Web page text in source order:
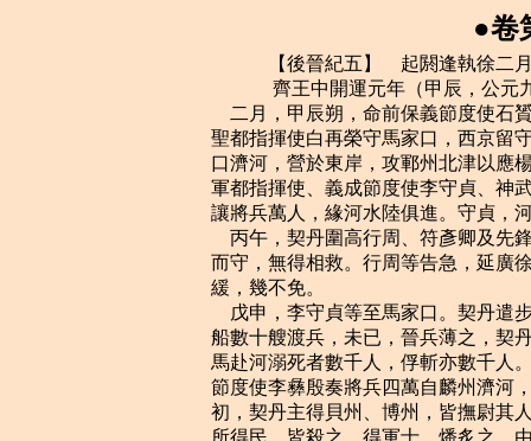
●卷
　　【後晉紀五】　起閼逢執徐二月，盡旃蒙大荒落七月，凡一年有奇。
    　　 齊王中開運元年（甲辰，公元九四四年）
    二月，甲辰朔，命前保義節度使石贇守麻家口，前威勝節度使何重建守楊劉鎮，護
聖都指揮使白再榮守馬家口，西京留守安彥威守河陽。未幾，周儒引契丹將麻答自馬家
口濟河，營於東岸，攻鄆州北津以應楊光遠。麻答，契丹主之從弟也。乙巳，遣侍衛馬
軍都指揮使、義成節度使李守貞、神武統軍皇甫遇、陳州防御使梁漢璋、懷州刺史薛懷
讓將兵萬人，緣河水陸俱進。守貞，河陽；漢璋，應州；懷讓，太原人也。
    丙午，契丹圍高行周、符彥卿及先鋒指揮使石公霸於戚城。先是景延廣令諸將分地
而守，無得相救。行周等告急，延廣徐白帝，帝自將救之。契丹解去，三將泣訴救兵之
緩，幾不免。
    戊申，李守貞等至馬家口。契丹遣步卒萬人築壘，散騎兵於其外，餘兵數萬屯河西，
船數十艘渡兵，未已，晉兵薄之，契丹騎兵退走，晉兵進攻其壘，拔之。契丹大敗，乘
馬赴河溺死者數千人，俘斬亦數千人。河西之兵慟哭而去，由是不敢復東。辛亥，定難
節度使李彝殷奏將兵四萬自麟州濟河，侵契丹之境。壬子，以彝殷為契丹西南面招討使。
初，契丹主得貝州、博州，皆撫尉其人，或拜官賜服章。及敗於戚城及馬家口，忿恚，
所得民，皆殺之，得軍士，燔炙之。由是晉人憤怒，戮力爭奮。
    楊光遠將青州兵欲西會契丹。戊午，詔石贇分兵屯鄆州以備之。詔劉知遠將部兵自
土門出恆州擊契丹，又詔會杜威、馬全節於邢州。知遠引兵屯樂平不進。
    帝居喪期年，即於宮中奏細聲女樂。及出師，常令左右奏三弦琵琶，和以羌笛，擊
鼓歌舞，曰：「此非樂也。」庚申，百官表請聽樂，詔不許。
    壬戌，楊光遠圍棣州，刺史李瓊出兵擊敗之，光遠燒營走還青州。癸亥，以前威勝
節度使何重建為東面馬步都部署，將兵屯鄆州。
    階、成義軍指揮使王君懷帥所部千餘人叛降蜀，請為鄉導以取階、成。甲子，蜀人
攻階州。
    契丹偽棄元城去，伏精騎於古頓丘城，以俟晉軍與恆、定之兵合而擊之。鄴都留守
張從恩屢奏虜已遁去；大軍欲進追之，會霖雨而止。契丹設伏旬日，人馬饑疲。趙延壽
曰：「晉軍悉在河上，畏我鋒銳，必不敢前，不如即其城下，四合攻之，奪其浮梁，則
天下定矣。」契丹主從之，三月，癸酉朔，自將兵十餘萬陳於澶州城北，東西橫掩城之
兩隅，登城望之，不見其際。高行周前軍在戚城之南，與契丹戰，自午至晡，互有勝負。
契丹主以精兵當中軍而來，帝亦出陳以待之。契丹主望見晉軍之盛，謂左右曰：「楊光
遠言晉兵半已餒死，今何其多也！」以精騎左右略陳，晉軍不動，萬弩齊發，飛矢蔽地。
契丹稍卻；又攻晉陳之東偏，不克。苦戰至暮，兩軍死者不可勝數。昏後，契丹引去，
營於三十裡之外。乙亥，契丹主帳下小校竊其馬亡來，雲契丹已傳木書，收軍北去。景
延廣疑其詐，閉壁不敢追。
    漢主命中書令、都元帥越王弘昌謁烈宗陵於海曲，至昌華宮，使盜殺之。
    契丹主自澶州北分為兩軍，一出滄、德，一出深、冀而歸。所過焚掠，方廣千里，
民物殆盡。留趙延照為貝州留後。麻答陷德州，擒刺史尹居璠。
    閩拱宸都指揮使硃文進，閣門使連重遇，既弒康宗，常懼國人之討，相與結婚以自
固。閩主曦果於誅殺，嘗游西園，因醉殺控鶴指揮使魏從朗。從朗，硃、連之黨也。又
嘗酒酣誦白居易詩雲：「惟有人心相對間，咫尺之情不能料。」因舉酒屬二人。二人起，
流涕再拜，曰：「臣子事君父，安有他志！」曦不應。二人大懼。李後妒尚賢妃之寵，
欲弒曦而立其子亞澄，使人告二人曰：「主人殊不平於二公，奈何？」會後父李真有疾，
乙酉，曦如真第問疾。文進、重遇使拱宸馬步使錢達弒曦於馬上，召百官集朝堂，告之
曰：「太祖昭武皇帝，光啟閩國，今子孫淫虐，荒墜厥緒。天厭王氏，宜更擇有德者立
之。」眾莫敢言。重遇乃推文進升殿，被袞冕，帥群臣北面再拜稱臣。文進自稱閩主，
悉收王氏宗族延喜以下少長五十餘人，皆殺之。葬閩主曦，謚曰睿文廣武明聖元德隆道
大孝皇帝，廟號景宗。以重遇總六軍。禮部尚書、判三司鄭元弼抗辭不屈，黜歸田裡，
將奔建州，文進殺之。文進下令，出宮人，罷營造，以反曦之政。殷主延政遣統軍使吳
成義將兵討文進，不克。文進加樞密使鮑思潤同平章事，以羽林統軍使黃紹頗為泉州刺
史，左軍使程文緯為漳州刺史。汀州刺史同安許文稹，舉郡降之。
    丁亥，詔太原、恆、定兵各還本鎮。
    辛卯，馬全節攻契丹泰州，拔之。
    敕天下籍鄉兵，每七戶共出兵械資一卒。
    秦州兵救階州，出黃階嶺，敗蜀兵於西平。
    漢以戶部侍郎陳偓同平章事。
    夏，四月，丁未，緣河巡檢使梁進以鄉社兵復取德州。己酉，命歸德節度使高行周、
保義節度使王周留鎮澶州。庚戌，帝發澶州；甲寅，至大梁。侍衛馬步都指揮使、天平
節度使、同平章事景延廣，既為上下所惡，帝亦憚其不遜難制；桑維翰引其不救戚城之
罪，辛酉，加延廣兼侍中，出為西京留守。以歸德節度使兼侍中高行周為侍衛馬步都指
揮使。延廣郁郁不得志，見契丹強盛，始憂國破身危，遂日夜縱酒。朝廷因契丹入寇，
國用愈竭，復遣使者三十六人分道括率民財，各封劍以授之。使者多從吏卒，攜鎖械、
刀仗入民家，小大驚懼，求死無地。州縣吏復因緣為奸。河南府出緡錢二十萬，景延廣
率三十七萬。留守判官河南盧億言於延廣曰：「公位兼將相，富貴極矣。今國家不幸，
府庫空竭，不得已取於民。公何忍復因而求利，為子孫之累乎！」延廣慚而止。先是，
詔以楊光遠叛，命兗州修守備。泰寧節度使安審信，以治樓堞為名，率民財以實私藏。
大理卿張仁願為括率使，至兗州，賦緡錢十萬。值審信不在，拘其守藏吏，指取錢一囷，
已滿其數。
    戊寅，命侍衛馬步軍都虞候、泰寧節度使李守貞將步騎二萬討楊光遠於青州，又遣
神武統軍洛陽潘環及張彥澤等將兵屯澶州，以備契丹。契丹遣兵救青州，齊州防御使堂
陽薛可言邀擊，敗之。
    丙戌，詔諸州所籍鄉兵，號武定軍，凡得七萬餘人。時兵荒之餘，復有此擾，民不
聊生。
    丁亥，鄴都留守張從恩上言：「趙延照雖據貝州，麾下兵皆久客思歸，宜速進軍攻
之。」詔以從恩為貝州行營都部署，督諸將擊之。辛卯，從恩奏趙延照縱火大掠，棄城
而遁，屯於瀛、莫，阻水自固。
    硃文進遣使如唐，唐主囚其使，將伐之，會天暑、疾疫而止。
    六月，辛酉，官軍拔淄州，斬其刺史劉翰。
    太尉、侍中馮道雖為首相，依違兩可，無所操決。或謂帝曰：「馮道，承平之良相；
今艱難之際，譬如使禪僧飛鷹耳。」癸卯，以道為匡國節度使，兼侍中。
    乙巳，漢主幽齊王弘弼於私第。
    或謂帝曰：「陛下欲御北狄，安天下，非桑維翰不可。」丙午，復置樞密院，以維
翰為中書令兼樞密使，事無大小，悉以委之。數月之間，朝廷差治。
    滑州河決，浸汴、曹、單、濮、鄆五州之境，環梁山合於汶。詔大發數道丁夫塞之。
既塞，帝欲刻碑紀其事。中書捨人楊昭儉諫曰：「陛下刻石紀功，不若降哀痛之詔；染
翰頌美，不若頒罪己之文。」帝善其言而止。
    初，高祖割北邊之地以賂契丹，由是府州刺史折從遠亦北屬。契丹欲盡徙河西之民
以實遼東，州人大恐，從遠因保險拒之。及帝與契丹絕，遣使諭從遠使攻契丹。從遠引
兵深入，拔十餘寨。戊午，以從遠為府州團練使。從遠，雲州人也。
    甲子，復置翰林學士。戊辰，以右散騎常侍李慎儀為兵部侍郎、翰林學士承旨，都
官郎中劉溫叟、金部郎中、知制誥武強徐台符、禮部郎中李澣、主客員外郎宗城范質，
皆為學士。溫叟，岳之子也。
    秋，七月，辛未朔，大赦，改元。
    己丑，以太子太傅劉昫為司空兼門下侍郎、同平章事。
    八月，辛丑朔，以河東節度使劉知遠為北面行營都統，順國節度使杜威為都招討使，
督十三節度以備契丹。桑維翰兩秉朝政，出楊光遠、景延廣於外，至是一制指揮，節度
使十五人無敢違者，時人服其膽略。朔方節度使馮暉上章自陳未老可用，而制書見遺。
維翰詔禁直學士使為答詔曰：「非制書勿忘，實以朔方重地，非卿無以彈壓。比欲移卿
內地，受代亦須奇才。」暉得詔，甚喜。時軍國多事，百司及使者咨請輻水奏，維翰隨
事裁決，初若不經思慮，人疑其疏略；退而熟議之，亦終不能易也。然為相頗任愛憎，
一飯之恩、睚眥之怨必報，人亦以此少之。契丹之入寇也，帝再命劉知遠會兵山東，皆
後期不至。帝疑之，謂所親曰：「太原殊不助朕，必有異圖。果有分，何不速為之！」
至是雖為都統，而實無臨制之權，密謀大計，皆不得預。知遠亦自知見疏，但慎事自守
而已。郭威見知遠有憂色，謂知遠曰：「河東山河險固，風俗尚武，士多戰馬，靜則勤
稼穡，動則習軍旅，此霸王之資也，何憂乎！」
    硃文進自稱威武留後，權知閩國事，遣使奉表稱籓於晉。癸丑，以文進為威武節度
使，知閩國事。
    癸亥，置鎮寧軍於澶州，以濮州隸焉。
    初，吳濠州刺史劉金卒，子仁規代之；仁規卒，子崇俊代之。唐烈祖置定遠軍於濠
州，以崇俊為節度使。會清淮節度使姚景卒，崇俊厚賂權要，求兼領壽州。唐主陽為不
知其意，徙崇俊為清淮節度使，以楚州刺史劉彥貞為濠州觀察使，馳往代之；崇俊悔之。
彥貞，信之子也。
    九月，庚午朔，日有食之。
    丙子，契丹寇遂城、樂壽，深州刺史康彥進擊卻之。
    冬，十月，丙午，漢主毒殺鎮王弘澤於邕州。
    殷主延政遣其將陳敬佺以兵三千屯尤溪及古田，盧進以兵二千屯長溪。泉州散員指
揮使桃林留從效謂同列王忠順、董思安、張漢思曰：「硃文進屠滅王氏，遣腹心分據諸
州。吾屬世受王氏恩，而交臂事賊，一旦富沙王克福州，吾屬死有餘愧！」眾以為然。
十一月，從效等各引軍中所善壯士，夜飲於從效之家，從效給之曰：「富沙王已平福州，
密旨令吾屬討黃紹頗。吾觀諸君狀貌，皆非久處貧賤者。從吾言，富貴可圖；不然，禍
且至矣。」眾皆踴躍，操白梃，逾垣而入，執紹頗，斬之。從效持州印詣王繼勳第，請
主軍府。從效自稱平賊統軍使，函紹頗首，遣副兵馬使臨淮陳洪進□詣建州。洪進至尤
溪，福州戍兵數千遮道。洪進紿之曰：「義師已誅硃福州，吾倍道嗣君於建州，爾輩尚
守此何為乎？」以紹頗首示之，眾遂潰，大將數人從洪進詣建州。延政以繼勳為侍中、
泉州刺史，從效、忠順、思安、洪進皆為都指揮使。漳州將程謨聞之，立殺刺史程文緯，
立王繼成權州事。繼勳、繼成，皆延政之從子也，硃文進之滅王氏，二人以疏遠獲全。
汀州刺史許文稹奉表請降於殷。
    十二月，癸丑，加硃文進同平章事，封閩國王。
    李守貞圍青州經時，城中食盡，餓死者太半。契丹援兵不至，楊光遠遙稽首於契丹
曰：「皇帝，皇帝，誤光遠矣！」其子承勳、承祚、承信勸光遠降，冀全其族。光遠不
許，曰：「吾昔在代北，嘗以紙錢祭天池而沈，人皆言當為天子，姑待之。」丁巳，承
勳斬勸光遠反者節度判官丘濤等，送其首於守貞，縱火大噪，劫其父出居私第，上表待
罪，開城納官軍。
    硃文進聞黃紹頗死，大懼，以重賞募兵二萬，遣統軍使林守諒、內客省使李廷鍔將
之攻泉州，鉦鼓相聞五百裡。殷主延政遣大將軍杜進將兵二萬救泉州，留從效開門與福
州兵戰，大破之，斬守諒，執廷鍔。延政遣統軍使吳成義帥戰艦千艘攻福州，硃文進遣
子弟為質於吳越以求救。初，唐翰林待詔臧循，與樞密副使查文徽同鄉里，循常為賈人，
習福建山川，為文徽畫取建州之策。文徽表請用兵擊王延政，國人多以為不可。唐主以
文徽為江西安撫使，循行境上，覘其可否；文徽至信州，奏言攻之必克。唐主以洪州營
屯都虞候邊鎬為行營招討諸軍都虞候，將兵從文徽伐殷。文徽自建陽進屯蓋竹，聞漳、
泉、汀三州皆隆於殷，殷將張漢真自鏞州將兵八千將至，文徽懼，退保建陽。臧循屯邵
武，邵武民導殷兵襲破循軍，執循送建州斬之。
    朝廷以楊光遠罪大，而諸子歸命，難於顯誅，命李守貞以便宜從事。閏月，癸酉，
守貞入青州，遣人拉殺光遠於別第，以病死聞。丙戌，起復楊承勳，除汝州防御使。
    殷吳成義聞有唐兵，詐使人告福州吏民曰：「唐助我討賊臣，大兵今至矣。」福人
益懼。乙未，硃文進遣同平章事李光准等奉國寶於殷